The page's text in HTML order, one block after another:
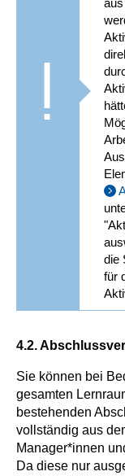
die
für
4.2.
Sie können bei
gesamten
bestehenden
vollständig aus
Manager*innen
Da diese nur